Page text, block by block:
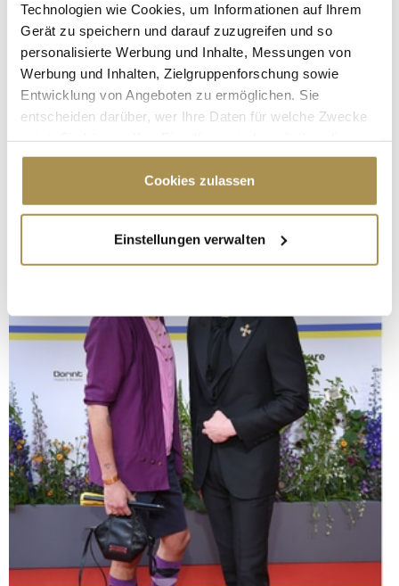
Technologien wie Cookies, um Informationen auf Ihrem
Gerät zu speichern und darauf zuzugreifen und so
personalisierte Werbung und Inhalte, Messungen von
Werbung und Inhalten, Zielgruppenforschung sowie
Entwicklung von Angeboten zu ermöglichen. Sie
entscheiden darüber, wer Ihre Daten für welche Zwecke
Cookie-Erklärung oder durch Klicken auf das Privacy
Trigger Symbol ändern oder widerrufen
Informationen über Ihre geografische Lage
erfassen, welche bis auf einige Meter genau sein
bestimmten Merkmalen (Fingerprinting) identifizieren
Erfahren Sie mehr darüber, wie Ihre persönlichen Daten
verarbeitet werden, und legen Sie Ihre Präferenzen im
Abschnitt Einzelheiten fest.
Wir verwenden Cookies, um Inhalte und Anzeigen zu
personalisieren, Funktionen für soziale Medien anbieten
zu können und die Zugriffe auf unsere Website zu
analysieren. Außerdem geben wir Informationen zu Ihrer
Verwendung unserer Website an unsere Partner für
soziale Medien, Werbung und Analysen weiter. Unsere
Partner führen diese Informationen möglicherweise mit
Cookies zulassen
Einstellungen verwalten